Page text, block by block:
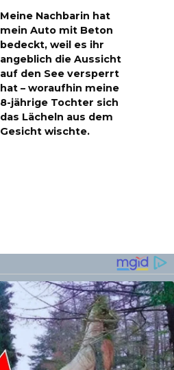
Meine Nachbarin hat
mein Auto mit Beton
bedeckt, weil es ihr
angeblich die Aussicht
auf den See versperrt
hat – woraufhin meine
8-jährige Tochter sich
das Lächeln aus dem
Gesicht wischte.